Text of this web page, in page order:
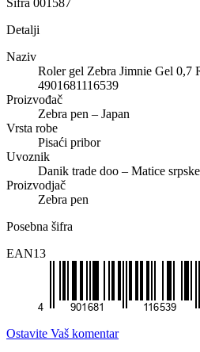
Detalji
Naziv
Roler gel Zebra Jimnie Gel 0,7
4901681116539
Proizvođač
Zebra pen – Japan
Vrsta robe
Pisaći pribor
Uvoznik
Danik trade doo – Matice
Proizvodjač
Zebra pen
Posebna šifra
EAN13
Ostavite Vaš komentar